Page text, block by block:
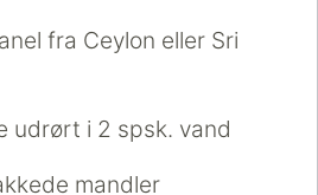
fra Ceylon eller Sri
udrørt i 2 spsk. vand
mandler